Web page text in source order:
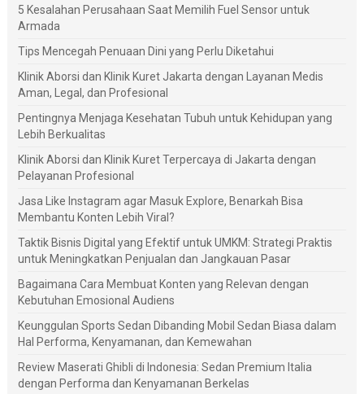
5 Kesalahan Perusahaan Saat Memilih Fuel Sensor untuk
Armada
Tips Mencegah Penuaan Dini yang Perlu Diketahui
Klinik Aborsi dan Klinik Kuret Jakarta dengan Layanan Medis
Aman, Legal, dan Profesional
Pentingnya Menjaga Kesehatan Tubuh untuk Kehidupan yang
Lebih Berkualitas
Klinik Aborsi dan Klinik Kuret Terpercaya di Jakarta dengan
Pelayanan Profesional
Jasa Like Instagram agar Masuk Explore, Benarkah Bisa
Membantu Konten Lebih Viral?
Taktik Bisnis Digital yang Efektif untuk UMKM: Strategi Praktis
untuk Meningkatkan Penjualan dan Jangkauan Pasar
Bagaimana Cara Membuat Konten yang Relevan dengan
Kebutuhan Emosional Audiens
Keunggulan Sports Sedan Dibanding Mobil Sedan Biasa dalam
Hal Performa, Kenyamanan, dan Kemewahan
Review Maserati Ghibli di Indonesia: Sedan Premium Italia
dengan Performa dan Kenyamanan Berkelas